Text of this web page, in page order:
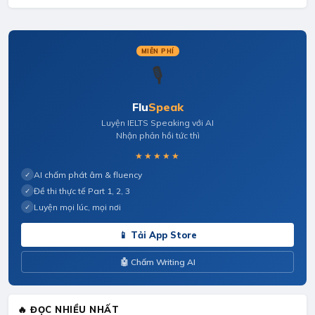
MIỄN PHÍ
🎙️
FluSpeak
Luyện IELTS Speaking với AI
Nhận phản hồi tức thì
★★★★★
✓ AI chấm phát âm & fluency
✓ Đề thi thực tế Part 1, 2, 3
✓ Luyện mọi lúc, mọi nơi
📱 Tải App Store
🤖 Chấm Writing AI
🔥 ĐỌC NHIỀU NHẤT